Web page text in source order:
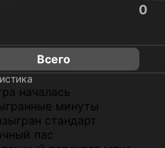
0
Всего
началась
минуты
стандарт
пас